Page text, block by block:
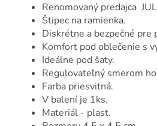
Renomovaný predajca
Štipec na ramienka.
Diskrétne a bezpečné pre
Komfort pod oblečenie s
Ideálne pod šaty.
Regulovateľný smerom
Farba priesvitná.
V balení je 1ks.
Materiál - plast.